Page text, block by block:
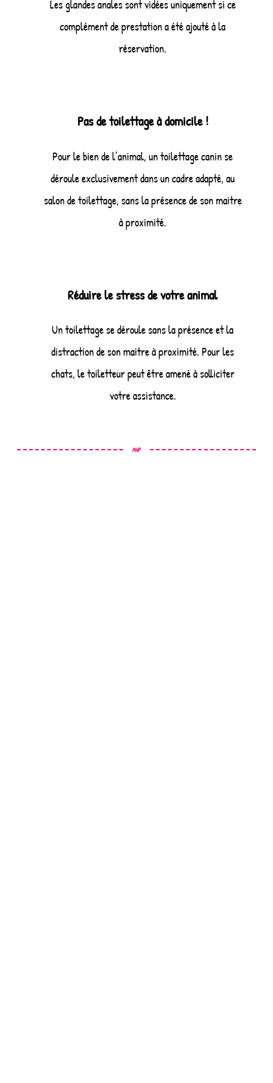
Les glandes anales sont vidées uniquement si ce
complément de prestation a été ajouté à la
réservation.
Pas de toilettage à domicile !
Pour le bien de l’animal, un toilettage canin se
déroule exclusivement dans un cadre adapté, au
salon de toilettage, sans la présence de son maitre
à proximité.
Réduire le stress de votre animal
Un toilettage se déroule sans la présence et la
distraction de son maitre à proximité. Pour les
chats, le toiletteur peut être amené à solliciter
votre assistance.
A4P